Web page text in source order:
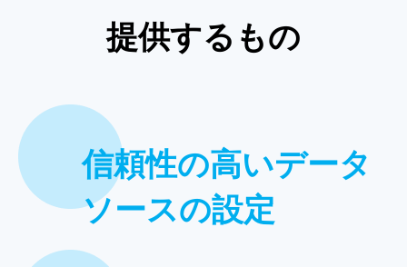
提供するもの
信頼性の高いデータ
ソースの設定